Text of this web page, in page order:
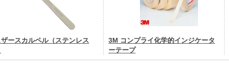
ースカルペル（ステンレス
3M コンプライ化学的インジケータ
ーテープ